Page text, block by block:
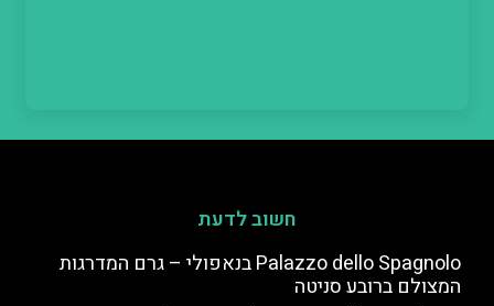
חשוב לדעת
Palazzo dello Spagnolo בנאפולי – גרם המדרגות
המצולם ברובע סניטה